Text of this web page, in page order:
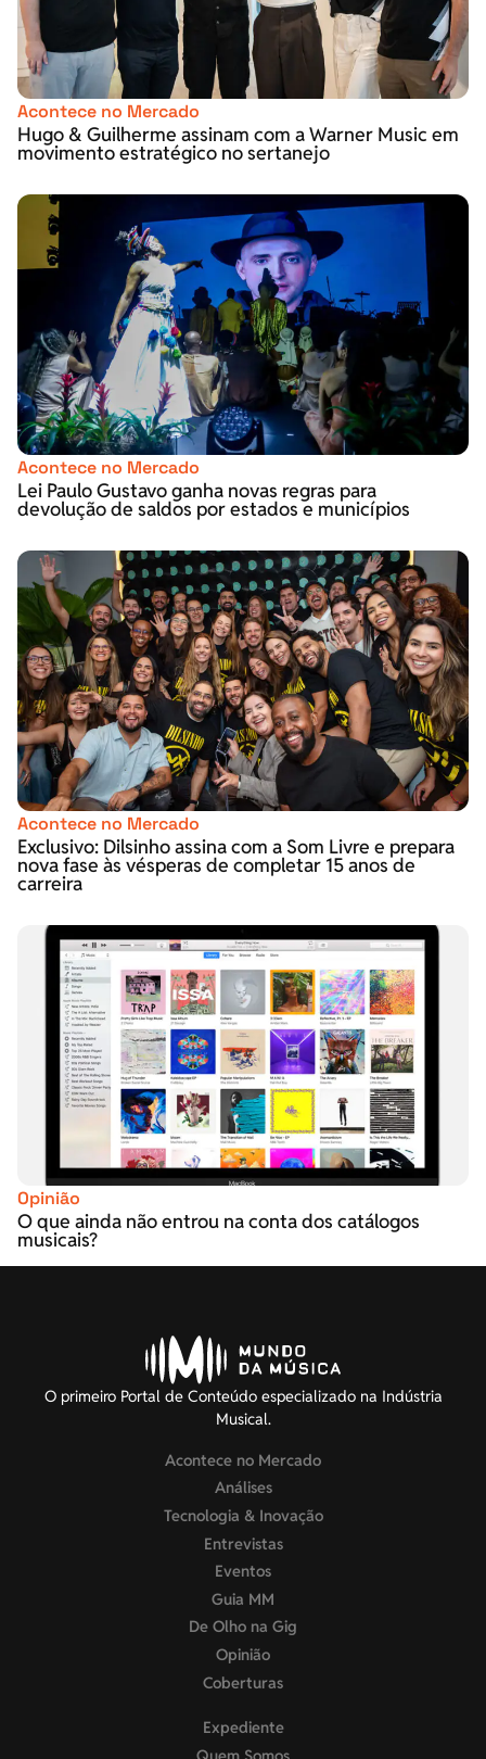
Acontece no Mercado
Hugo & Guilherme assinam com a Warner Music em
movimento estratégico no sertanejo
Acontece no Mercado
Lei Paulo Gustavo ganha novas regras para
devolução de saldos por estados e municípios
Acontece no Mercado
Exclusivo: Dilsinho assina com a Som Livre e prepara
nova fase às vésperas de completar 15 anos de
carreira
Opinião
O que ainda não entrou na conta dos catálogos
musicais?
O primeiro Portal de Conteúdo especializado na Indústria
Musical.
Acontece no Mercado
Análises
Tecnologia & Inovação
Entrevistas
Eventos
Guia MM
De Olho na Gig
Opinião
Coberturas
Expediente